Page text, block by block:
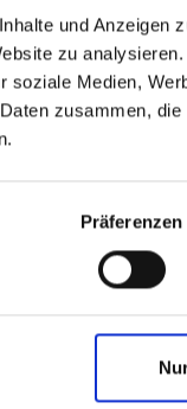
und Anzeigen
zu
soziale Medien,
zusammen,
Präferenzen
verfügbar.
Leistungen
bis zum 31.05.2025